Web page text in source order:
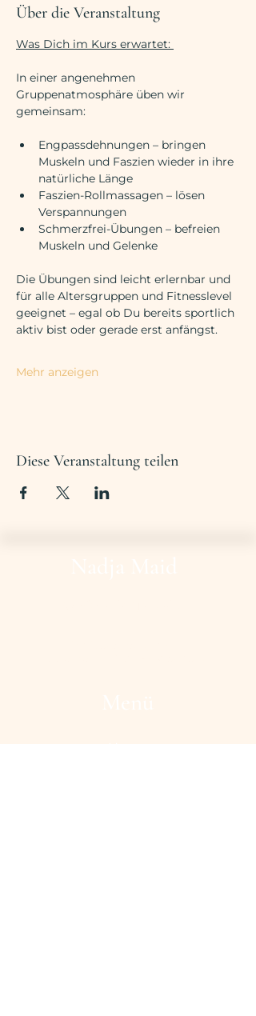
Über die Veranstaltung
Was Dich im Kurs erwartet:
In einer angenehmen
Gruppenatmosphäre üben wir
gemeinsam:
Engpassdehnungen – bringen
Muskeln und Faszien wieder in ihre
natürliche Länge
Faszien-Rollmassagen – lösen
Verspannungen
Schmerzfrei-Übungen – befreien
Muskeln und Gelenke
Die Übungen sind leicht erlernbar und
für alle Altersgruppen und Fitnesslevel
geeignet – egal ob Du bereits sportlich
aktiv bist oder gerade erst anfängst.
Mehr anzeigen
Diese Veranstaltung teilen